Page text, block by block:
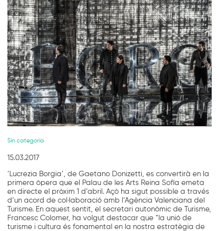
Sin categoría
15.03.2017
‘Lucrezia Borgia’, de Gaetano Donizetti, es convertirà en la
primera òpera que el Palau de les Arts Reina Sofía emeta
en directe el pròxim 1 d’abril. Açò ha sigut possible a través
d’un acord de col·laboració amb l’Agència Valenciana del
Turisme. En aquest sentit, el secretari autonòmic de Turisme,
Francesc Colomer, ha volgut destacar que “la unió de
turisme i cultura és fonamental en la nostra estratègia de